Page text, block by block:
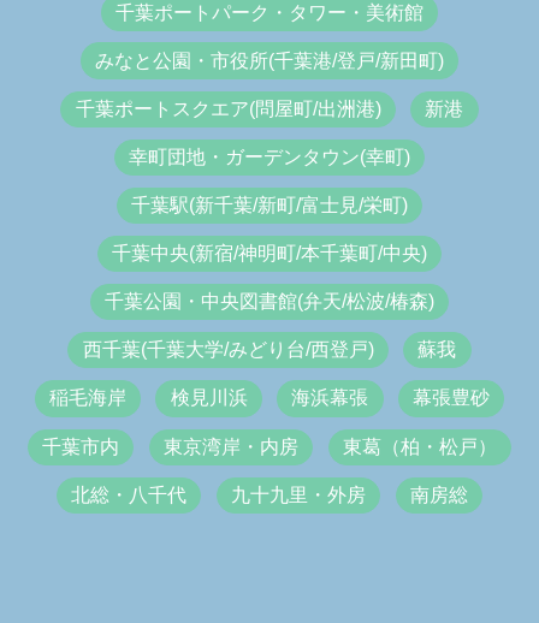
千葉ポートパーク・タワー・美術館
みなと公園・市役所(千葉港/登戸/新田町)
千葉ポートスクエア(問屋町/出洲港) 新港
幸町団地・ガーデンタウン(幸町)
千葉駅(新千葉/新町/富士見/栄町)
千葉中央(新宿/神明町/本千葉町/中央)
千葉公園・中央図書館(弁天/松波/椿森)
西千葉(千葉大学/みどり台/西登戸) 蘇我
稲毛海岸 検見川浜 海浜幕張 幕張豊砂
千葉市内 東京湾岸・内房 東葛（柏・松戸）
北総・八千代 九十九里・外房 南房総